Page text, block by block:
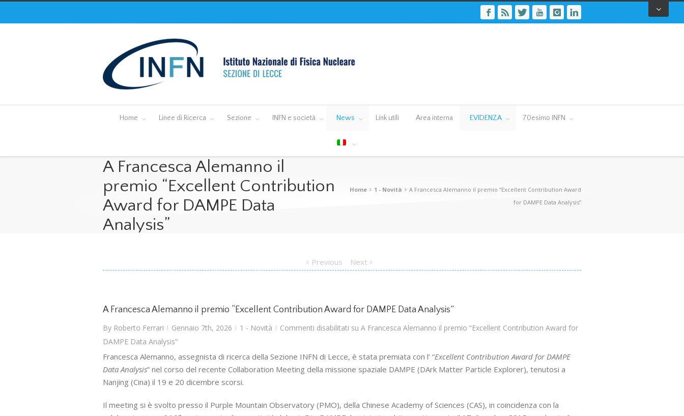
Home Linee di Ricerca Sezione INFN e società News Link utili Area interna EVIDENZA 70esimo INFN
A Francesca Alemanno il
premio “Excellent Contribution
Award for DAMPE Data
Analysis”
Home 1 - Novità
A Francesca Alemanno il premio “Excellent Contribution Award
for DAMPE Data Analysis”
Previous Next
A Francesca Alemanno il premio “Excellent Contribution Award for DAMPE Data Analysis”
By Roberto Ferrari | Gennaio 7th, 2026 | 1 - Novità | Commenti disabilitati su A Francesca Alemanno il premio “Excellent Contribution Award for
DAMPE Data Analysis”
Francesca Alemanno, assegnista di ricerca della Sezione INFN di Lecce, è stata premiata con l’ “Excellent Contribution Award for DAMPE
Data Analysis” nel corso del recente Collaboration Meeting della missione spaziale DAMPE (DArk Matter Particle Explorer), tenutosi a
Nanjing (Cina) il 19 e 20 dicembre scorsi.
Il meeting si è svolto presso il Purple Mountain Observatory (PMO), della Chinese Academy of Sciences (CAS), in coincidenza con la